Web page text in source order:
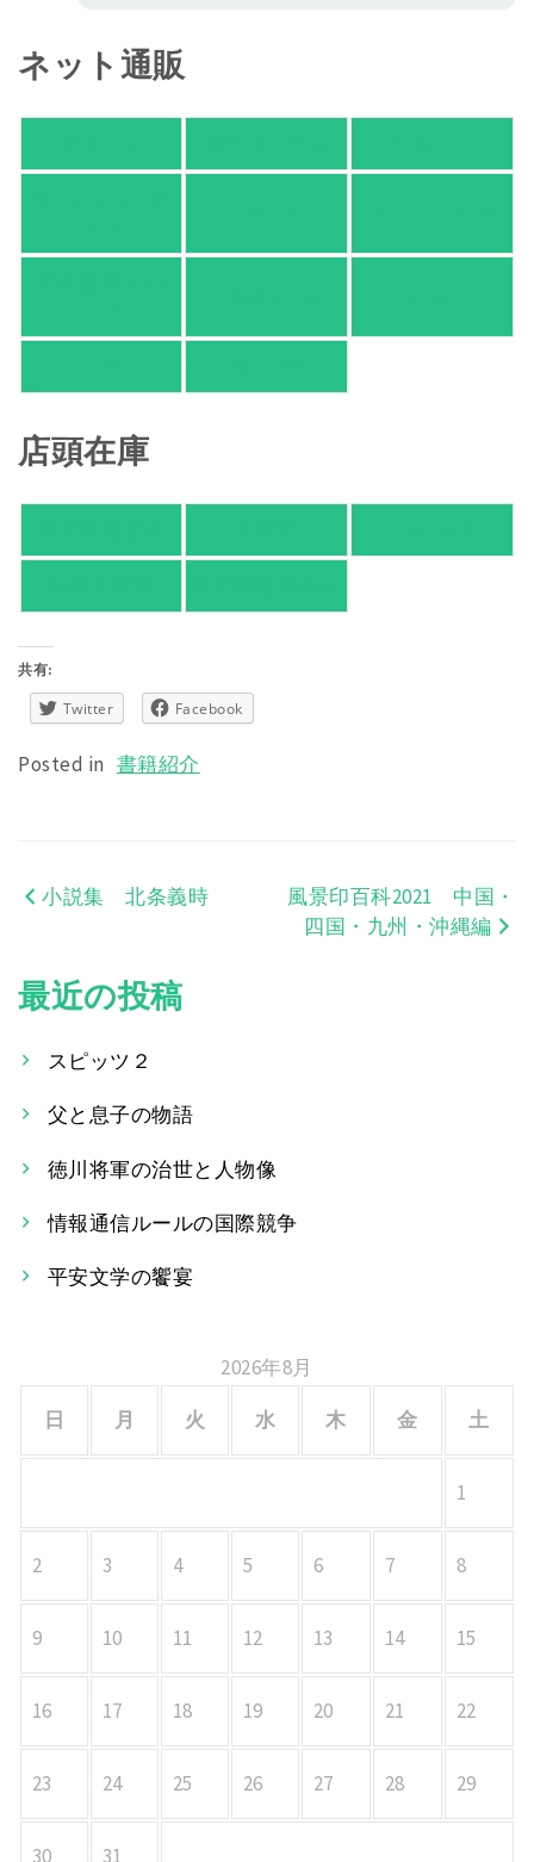
ネット通販
店頭在庫
共有:
Twitter Facebook
Posted in 書籍紹介
投
ナ
ビ
シ
ョ
ン
小説集 北条義時
風景印百科2021 中国・
四国・九州・沖縄編
最近の投稿
スピッツ２
父と息子の物語
徳川将軍の治世と人物像
情報通信ルールの国際競争
平安文学の饗宴
2026年8月
日
月 火 水 木 金 土
1
2 3 4 5 6 7 8
9 10 11 12 13 14 15
16 17 18 19 20 21 22
23 24 25 26 27 28 29
30 31